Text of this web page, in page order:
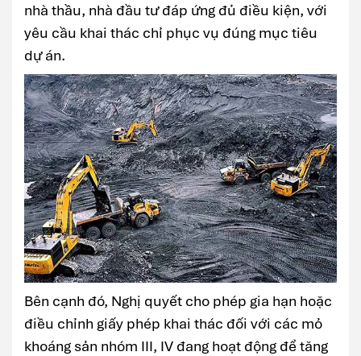
nhà thầu, nhà đầu tư đáp ứng đủ điều kiện, với
yêu cầu khai thác chỉ phục vụ đúng mục tiêu
dự án.
Bên cạnh đó, Nghị quyết cho phép gia hạn hoặc
điều chỉnh giấy phép khai thác đối với các mỏ
khoáng sản nhóm III, IV đang hoạt động để tăng